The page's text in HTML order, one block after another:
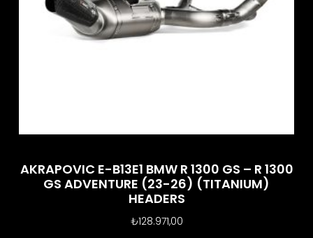
AKRAPOVIC E-B13E1 BMW R 1300 GS – R 1300
GS ADVENTURE (23-26) (TITANIUM)
HEADERS
₺128.971,00